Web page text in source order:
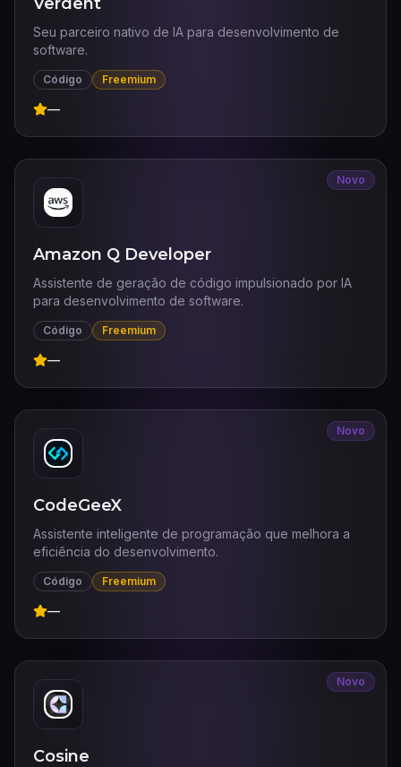
Seu parceiro nativo de IA para desenvolvimento de
software.
Código Freemium
—
Novo
Amazon Q Developer
Assistente de geração de código impulsionado por IA
para desenvolvimento de software.
Código Freemium
—
Novo
CodeGeeX
Assistente inteligente de programação que melhora a
eficiência do desenvolvimento.
Código Freemium
—
Novo
Cosine